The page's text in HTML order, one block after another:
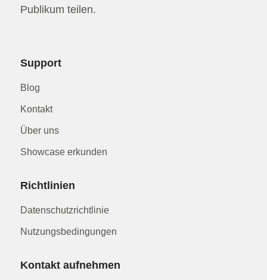
Publikum teilen.
Support
Blog
Kontakt
Über uns
Showcase erkunden
Richtlinien
Datenschutzrichtlinie
Nutzungsbedingungen
Kontakt aufnehmen